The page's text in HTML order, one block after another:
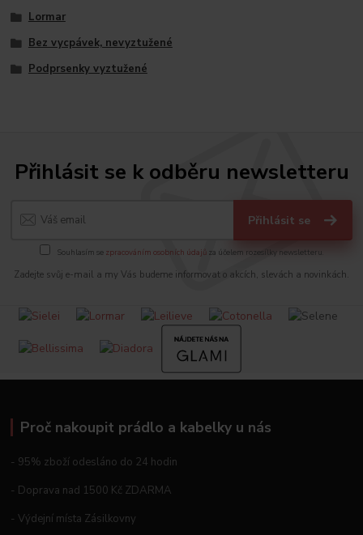
Lormar
Bez vycpávek, nevyztužené
Podprsenky vyztužené
Přihlásit se k odběru newsletteru
Přihlásit se
Souhlasím se zpracováním osobních údajů za účelem rozesílky newsletteru.
Zadejte svůj e-mail a my Vás budeme informovat o akcích, slevách a novinkách.
Proč nakoupit prádlo a kabelky u nás
- 95% zboží odesláno do 24 hodin
- Doprava nad 1500 Kč ZDARMA
- Výdejní místa Zásilkovny